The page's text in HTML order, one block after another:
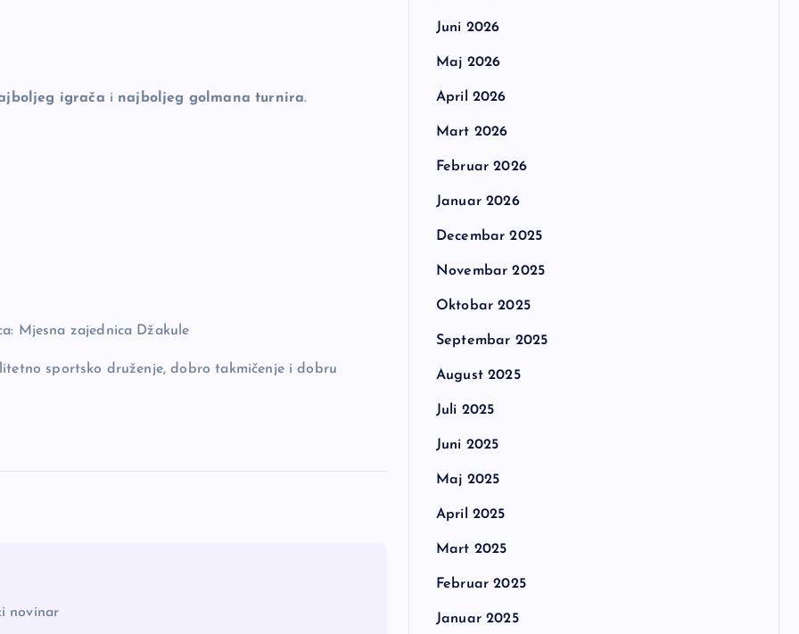
igrača i najboljeg golmana turnira.
Mjesna zajednica Džakule
sportsko druženje, dobro takmičenje i dobru
novinar
Juni 2026
Maj 2026
April 2026
Mart 2026
Februar 2026
Januar 2026
Decembar 2025
Novembar 2025
Oktobar 2025
Septembar 2025
August 2025
Juli 2025
Juni 2025
Maj 2025
April 2025
Mart 2025
Februar 2025
Januar 2025